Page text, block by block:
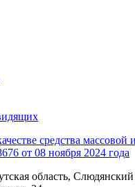
средства
от 08 ноября 2024 года
область,